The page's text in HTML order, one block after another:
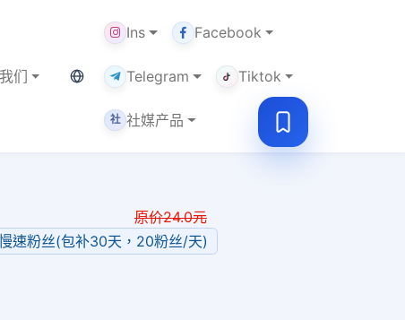
们 当前语言：繁体
Ins Facebook
Telegram Tiktok
社 社媒产品
原价24.0元
速粉丝(包补30天，20粉丝/天)